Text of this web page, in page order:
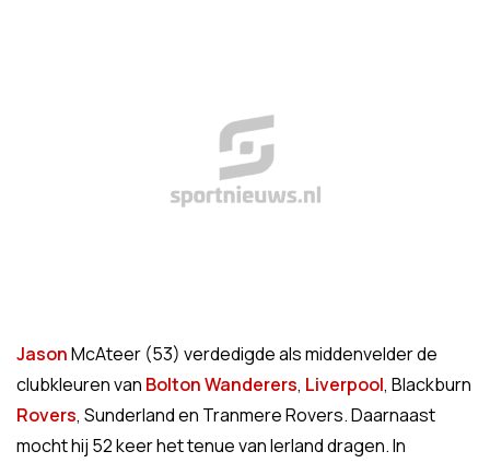
JasonMcAteer (53) verdedigde als middenvelder de
clubkleuren van BoltonWanderers, Liverpool, Blackburn
Rovers, Sunderland en Tranmere Rovers. Daarnaast
mocht hij 52 keer het tenue van Ierland dragen. In